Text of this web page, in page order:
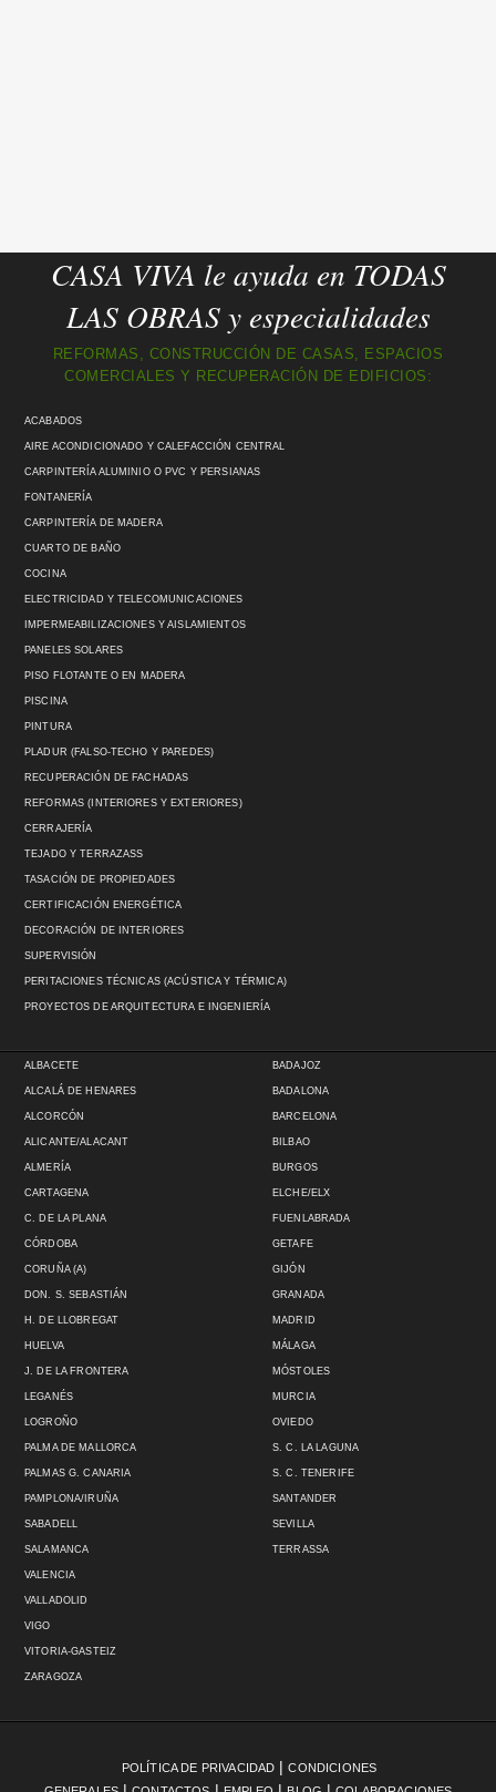
CASA VIVA le ayuda en TODAS
LAS OBRAS y especialidades
REFORMAS, CONSTRUCCIÓN DE CASAS, ESPACIOS
COMERCIALES Y RECUPERACIÓN DE EDIFICIOS:
ACABADOS
AIRE ACONDICIONADO Y CALEFACCIÓN CENTRAL
CARPINTERÍA ALUMINIO O PVC Y PERSIANAS
FONTANERÍA
CARPINTERÍA DE MADERA
CUARTO DE BAÑO
COCINA
ELECTRICIDAD Y TELECOMUNICACIONES
IMPERMEABILIZACIONES Y AISLAMIENTOS
PANELES SOLARES
PISO FLOTANTE O EN MADERA
PISCINA
PINTURA
PLADUR (FALSO-TECHO Y PAREDES)
RECUPERACIÓN DE FACHADAS
REFORMAS (INTERIORES Y EXTERIORES)
CERRAJERÍA
TEJADO Y TERRAZASS
TASACIÓN DE PROPIEDADES
CERTIFICACIÓN ENERGÉTICA
DECORACIÓN DE INTERIORES
SUPERVISIÓN
PERITACIONES TÉCNICAS (ACÚSTICA Y TÉRMICA)
PROYECTOS DE ARQUITECTURA E INGENIERÍA
ALBACETE
ALCALÁ DE HENARES
ALCORCÓN
ALICANTE/ALACANT
ALMERÍA
BADAJOZ
BADALONA
BARCELONA
BILBAO
BURGOS
CARTAGENA
C. DE LA PLANA
CÓRDOBA
CORUÑA (A)
DON. S. SEBASTIÁN
ELCHE/ELX
FUENLABRADA
GETAFE
GIJÓN
GRANADA
H. DE LLOBREGAT
HUELVA
J. DE LA FRONTERA
LEGANÉS
LOGROÑO
MADRID
MÁLAGA
MÓSTOLES
MURCIA
OVIEDO
PALMA DE MALLORCA
PALMAS G. CANARIA
PAMPLONA/IRUÑA
SABADELL
SALAMANCA
S. C. LA LAGUNA
S. C. TENERIFE
SANTANDER
SEVILLA
TERRASSA
VALENCIA
VALLADOLID
VIGO
VITORIA-GASTEIZ
ZARAGOZA
POLÍTICA DE PRIVACIDAD | CONDICIONES